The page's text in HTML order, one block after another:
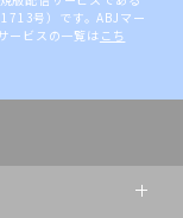
号）です。ABJマー
ービスの一覧は こち